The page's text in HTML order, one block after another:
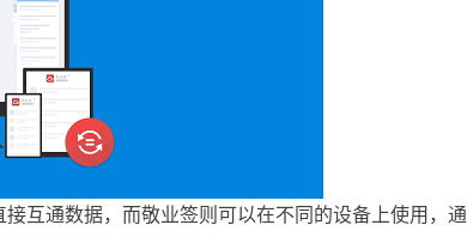
互通数据，而敬业签则可以在不同的设备上使用，通